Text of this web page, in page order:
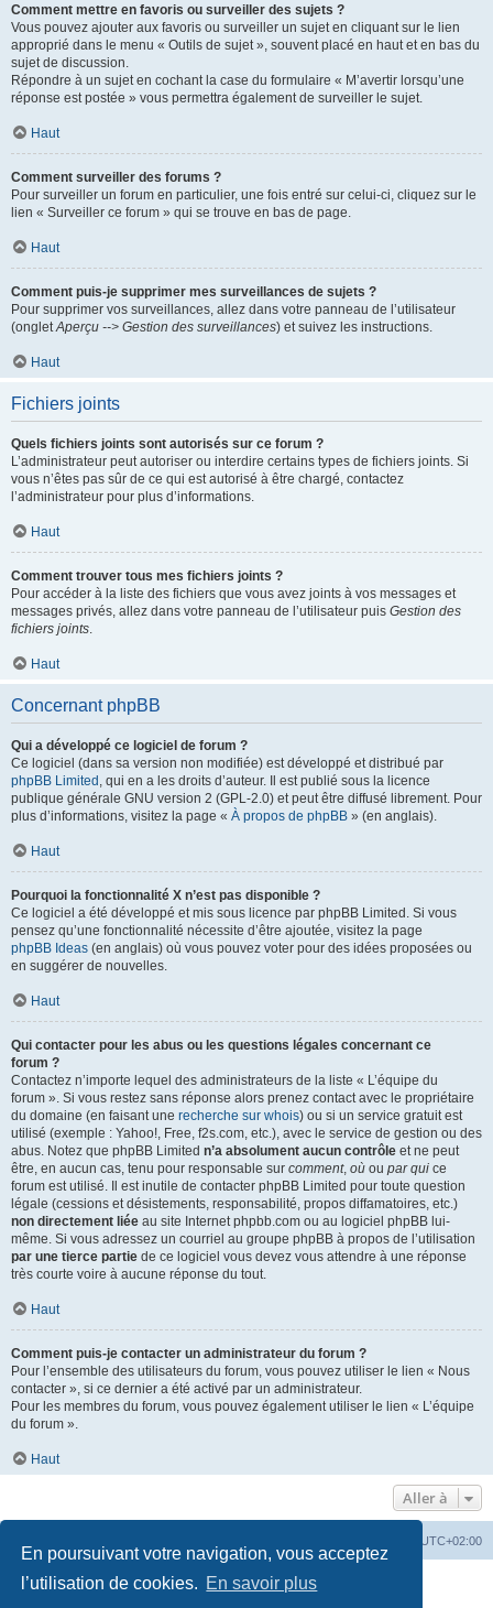
En poursuivant votre navigation, vous acceptez
l’utilisation de cookies. En savoir plus
Comment mettre en favoris ou surveiller des sujets ?
Vous pouvez ajouter aux favoris ou surveiller un sujet en cliquant sur le lien
approprié dans le menu « Outils de sujet », souvent placé en haut et en bas du
sujet de discussion.
Répondre à un sujet en cochant la case du formulaire « M’avertir lorsqu’une
réponse est postée » vous permettra également de surveiller le sujet.
Haut
Comment surveiller des forums ?
Pour surveiller un forum en particulier, une fois entré sur celui-ci, cliquez sur le
lien « Surveiller ce forum » qui se trouve en bas de page.
Haut
Comment puis-je supprimer mes surveillances de sujets ?
Pour supprimer vos surveillances, allez dans votre panneau de l’utilisateur
(onglet Aperçu --> Gestion des surveillances) et suivez les instructions.
Haut
Fichiers joints
Quels fichiers joints sont autorisés sur ce forum ?
L’administrateur peut autoriser ou interdire certains types de fichiers joints. Si
vous n’êtes pas sûr de ce qui est autorisé à être chargé, contactez
l’administrateur pour plus d’informations.
Haut
Comment trouver tous mes fichiers joints ?
Pour accéder à la liste des fichiers que vous avez joints à vos messages et
messages privés, allez dans votre panneau de l’utilisateur puis Gestion des
fichiers joints
Haut
Concernant phpBB
Qui a développé ce logiciel de forum ?
Ce logiciel (dans sa version non modifiée) est développé et distribué par
phpBB Limited , qui en a les droits d’auteur. Il est publié sous la licence
publique générale GNU version 2 (GPL-2.0) et peut être diffusé librement. Pour
plus d’informations, visitez la page « À propos de phpBB » (en anglais).
Haut
Pourquoi la fonctionnalité X n’est pas disponible ?
Ce logiciel a été développé et mis sous licence par phpBB Limited. Si vous
pensez qu’une fonctionnalité nécessite d’être ajoutée, visitez la page
phpBB Ideas (en anglais) où vous pouvez voter pour des idées proposées ou
en suggérer de nouvelles.
Haut
Qui contacter pour les abus ou les questions légales concernant ce
forum ?
Contactez n’importe lequel des administrateurs de la liste « L’équipe du
forum ». Si vous restez sans réponse alors prenez contact avec le propriétaire
du domaine (en faisant une recherche sur whois) ou si un service gratuit est
utilisé (exemple : Yahoo!, Free, f2s.com, etc.), avec le service de gestion ou des
abus. Notez que phpBB Limited n’a absolument aucun contrôle et ne peut
être, en aucun cas, tenu pour responsable sur comment, où ou par qui ce
forum est utilisé. Il est inutile de contacter phpBB Limited pour toute question
légale (cessions et désistements, responsabilité, propos diffamatoires, etc.)
non directement liée au site Internet phpbb.com ou au logiciel phpBB lui-
même. Si vous adressez un courriel au groupe phpBB à propos de l’utilisation
par une tierce partie de ce logiciel vous devez vous attendre à une réponse
très courte voire à aucune réponse du tout.
Haut
Comment puis-je contacter un administrateur du forum ?
Pour l’ensemble des utilisateurs du forum, vous pouvez utiliser le lien « Nous
contacter », si ce dernier a été activé par un administrateur.
Pour les membres du forum, vous pouvez également utiliser le lien « L’équipe
du forum ».
Haut
Aller à
UTC+02:00
Développé parphpBB® Forum Software © phpBB Limited